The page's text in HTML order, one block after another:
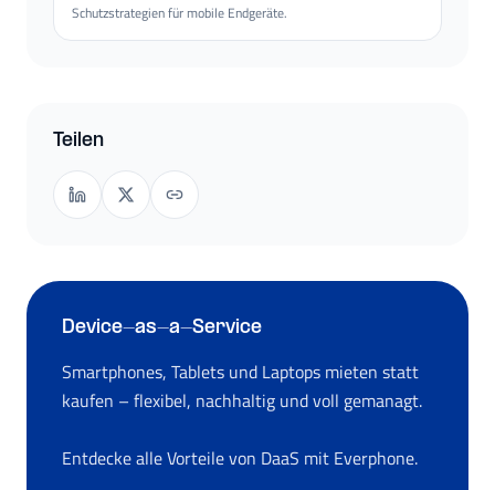
Schutzstrategien für mobile Endgeräte.
Teilen
Device-as-a-Service
Smartphones, Tablets und Laptops mieten statt
kaufen – flexibel, nachhaltig und voll gemanagt.
Entdecke alle Vorteile von DaaS mit Everphone.